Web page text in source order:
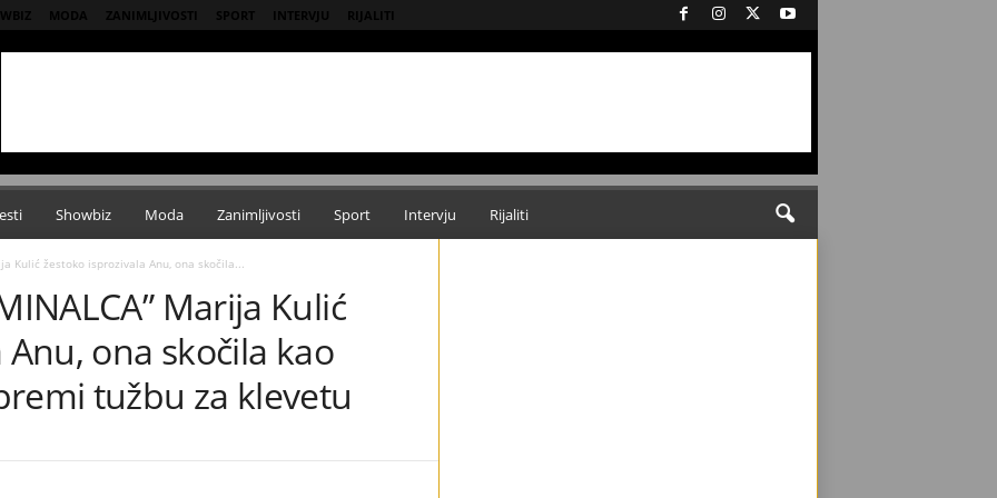
MODA ZANIMLJIVOSTI SPORT INTERVJU RIJALITI
Showbiz Moda Zanimljivosti Sport Intervju Rijaliti
Kulić žestoko isprozivala Anu, ona skočila...
Marija Kulić
ona skočila kao
tužbu za klevetu